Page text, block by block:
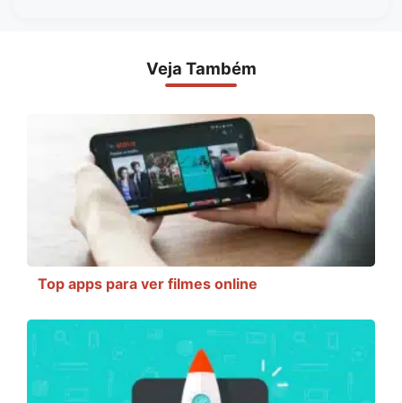
Veja Também
Top apps para ver filmes online